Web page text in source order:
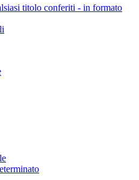
titolo conferiti - in formato